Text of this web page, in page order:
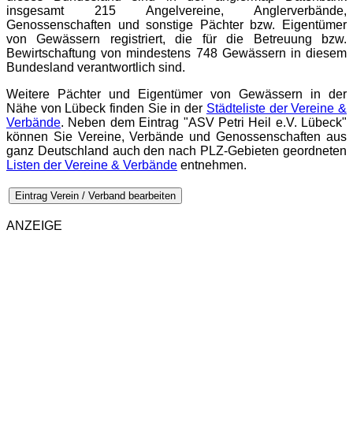
insgesamt 215 Angelvereine, Anglerverbände,
Genossenschaften und sonstige Pächter bzw. Eigentümer
von Gewässern registriert, die für die Betreuung bzw.
Bewirtschaftung von mindestens 748 Gewässern in diesem
Bundesland verantwortlich sind.
Weitere Pächter und Eigentümer von Gewässern in der
Nähe von Lübeck finden Sie in der Städteliste der Vereine &
Verbände. Neben dem Eintrag "ASV Petri Heil e.V. Lübeck"
können Sie Vereine, Verbände und Genossenschaften aus
ganz Deutschland auch den nach PLZ-Gebieten geordneten
Listen der Vereine & Verbände entnehmen.
Eintrag Verein / Verband bearbeiten
ANZEIGE